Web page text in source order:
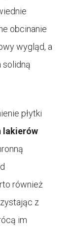
obcinanie
wygląd, a
solidną
płytki
lakierów
również
z
im